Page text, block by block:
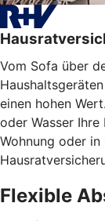
Vom Sofa über
einen hohen
oder Wasser
Wohnung oder in
Flexible